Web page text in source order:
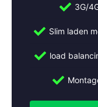
3G/
Slim laden
load